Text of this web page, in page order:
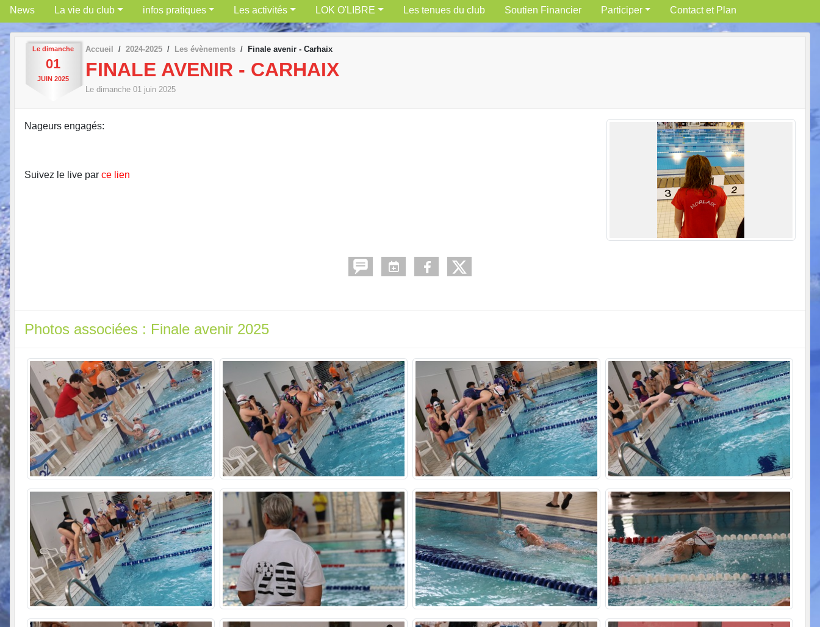
News La vie du club infos pratiques Les activités LOK O'LIBRE Les tenues du club Soutien Financier Participer Contact et Plan
Le dimanche
01
JUIN 2025
Accueil 2024-2025 Les évènements Finale avenir - Carhaix
FINALE AVENIR - CARHAIX
Le dimanche 01 juin 2025
Nageurs engagés:
Suivez le live par ce lien
Photos associées : Finale avenir 2025